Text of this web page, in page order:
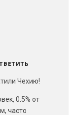
Чехию!
0.5% от
часто